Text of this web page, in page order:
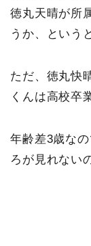
徳丸天晴が所
うか、という
ただ、徳丸快
くんは高校卒
年齢差3歳な
ろが見れない